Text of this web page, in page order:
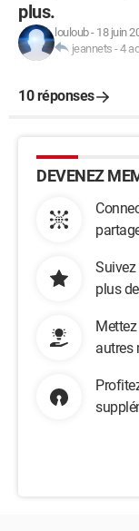
plus.
louloub- 18 juin
jeannets -4
10 réponses
DEVENEZ
plus
autres